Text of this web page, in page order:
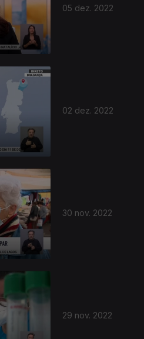
05 dez. 2022
02 dez. 2022
30 nov. 2022
29 nov. 2022